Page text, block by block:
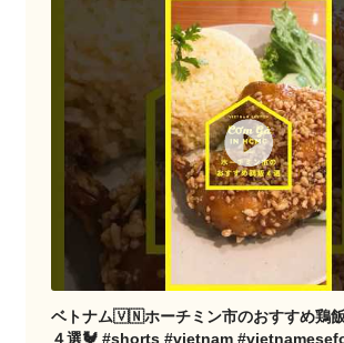
ベトナム🇻🇳ホーチミン市のおすすめ鶏飯
４選🐓 #shorts #vietnam